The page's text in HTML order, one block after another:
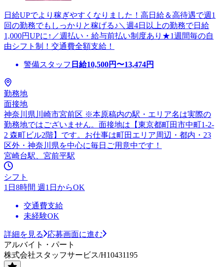
日給UPでより稼ぎやすくなりました！高日給＆高待遇で週1
回の勤務でもしっかりと稼げる♪＼週4日以上の勤務で日給
1,000円UPに↑／週払い・給与前払い制度あり★1週間毎の自
由シフト制！交通費全額支給！
警備スタッフ 日給10,500円〜13,474円
勤務地
面接地
神奈川県川崎市宮前区 ※本原稿内の駅・エリア名は実際の
勤務地ではございません。面接地は【東京都町田市中町1-2-
2 森町ビル2階】です。お仕事は町田エリア周辺・都内・23
区外・神奈川県を中心に毎日ご用意中です！
宮崎台駅、宮前平駅
シフト
1日8時間 週1日からOK
交通費支給
未経験OK
詳細を見る
応募画面に進む
アルバイト・パート
株式会社スタッフサービス/H10431195